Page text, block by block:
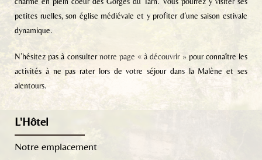
petites ruelles, son église médiévale et y profiter d’une saison estivale
dynamique.
N’hésitez pas à consulternotre page « à découvrir »pour connaître les
activités à ne pas rater lors de votre séjour dans la Malène et ses
alentours.
L'Hôtel
Notre emplacement